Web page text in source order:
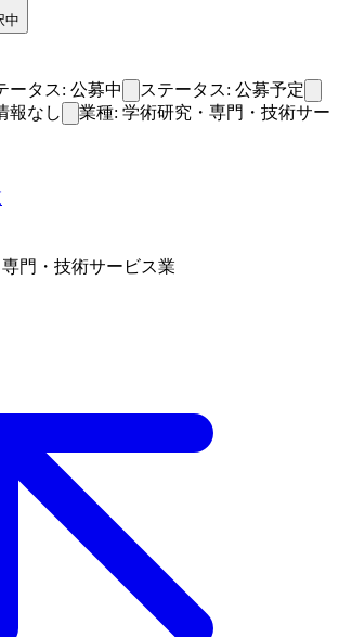
中
ータス: 公募中
ステータス: 公募予定
報なし
業種: 学術研究・専門・技術サー
門・技術サービス業